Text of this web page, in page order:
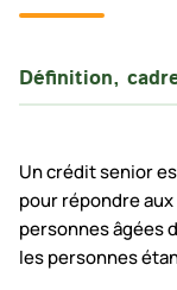
Définition,
Un crédit senior
pour répondre
personnes âgées
les personnes